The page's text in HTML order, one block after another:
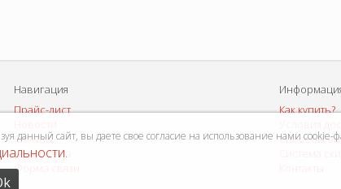
Навигация
Прайс-лист
Отзывы
Карта сайта
Форма связи
Как купить?
Способы
данный сайт, вы даете свое согласие на использование нами cookie-
.